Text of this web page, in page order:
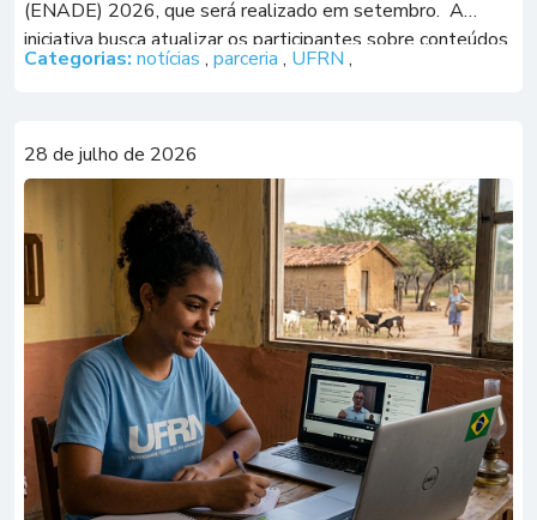
(ENADE) 2026, que será realizado em setembro. A
iniciativa busca atualizar os participantes sobre conteúdos
recorrentes do exame e estratégias para a resolução […]
Categorias: notícias , parceria , UFRN ,
28 de julho de 2026